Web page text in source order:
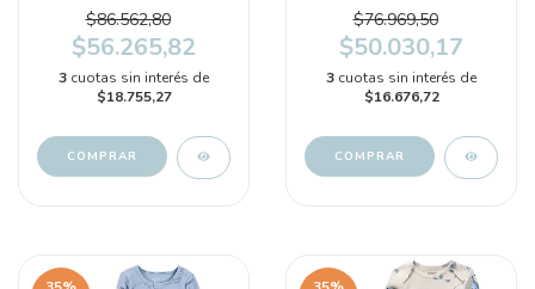
(1S991810)
$86.562,80
$56.265,82
3 cuotas sin interés de
$18.755,27
COMPRAR
Pantalon (1T122110)
$76.969,50
$50.030,17
3 cuotas sin interés de
$16.676,72
COMPRAR